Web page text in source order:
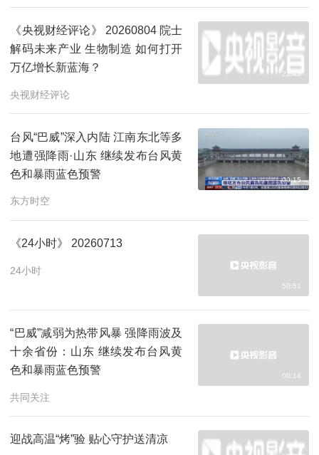
《央视财经评论》 20260804 院士
解码未来产业 生物制造 如何打开
万亿增长新蓝海？
央视财经评论
22:43
台风“巴威”深入内陆 江南东北等多
地遭强降雨·山东 继续发布台风黄
色和暴雨蓝色预警
东方时空
00:15
《24小时》 20260713
24小时
50:51
“巴威”减弱为热带风暴 强降雨波及
十余省份：山东 继续发布台风黄
色和暴雨蓝色预警
共同关注
00:14
迎战高温“烤”验 贴心守护送清凉